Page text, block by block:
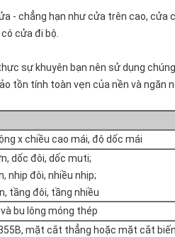
- chẳng hạn như cửa trên cao, cửa
cửa đi bộ.
sự khuyên bạn nên sử dụng
tồn tính toàn vẹn của nền và ngăn
x chiều cao mái, độ dốc mái
dốc đôi, dốc muti;
nhịp đôi, nhiều nhịp;
tầng đôi, tầng nhiều
bu lông móng thép
mặt cắt thẳng hoặc mặt cắt